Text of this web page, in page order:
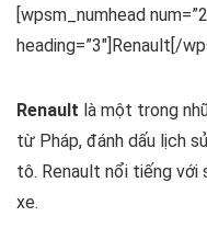
[wpsm_numhead
heading=”3″]Renault[/
Renault là một trong
từ Pháp, đánh dấu lịch
tô. Renault nổi tiếng với
xe.